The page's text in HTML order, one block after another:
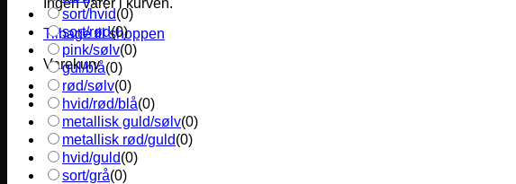
Ingen varer i kurven.
Tilbage til shoppen
Varekurv
sort/hvid(0)
sort/rød(0)
pink/sølv(0)
gul/blå(0)
rød/sølv(0)
hvid/rød/blå(0)
metallisk guld/sølv(0)
metallisk rød/guld(0)
hvid/guld(0)
sort/grå(0)